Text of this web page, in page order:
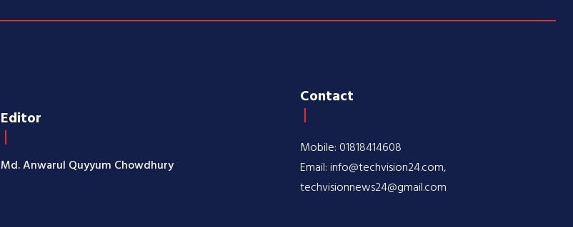
Editor
Md. Anwarul Quyyum Chowdhury
Contact
Mobile: 01818414608
Email: info@techvision24.com,
techvisionnews24@gmail.com